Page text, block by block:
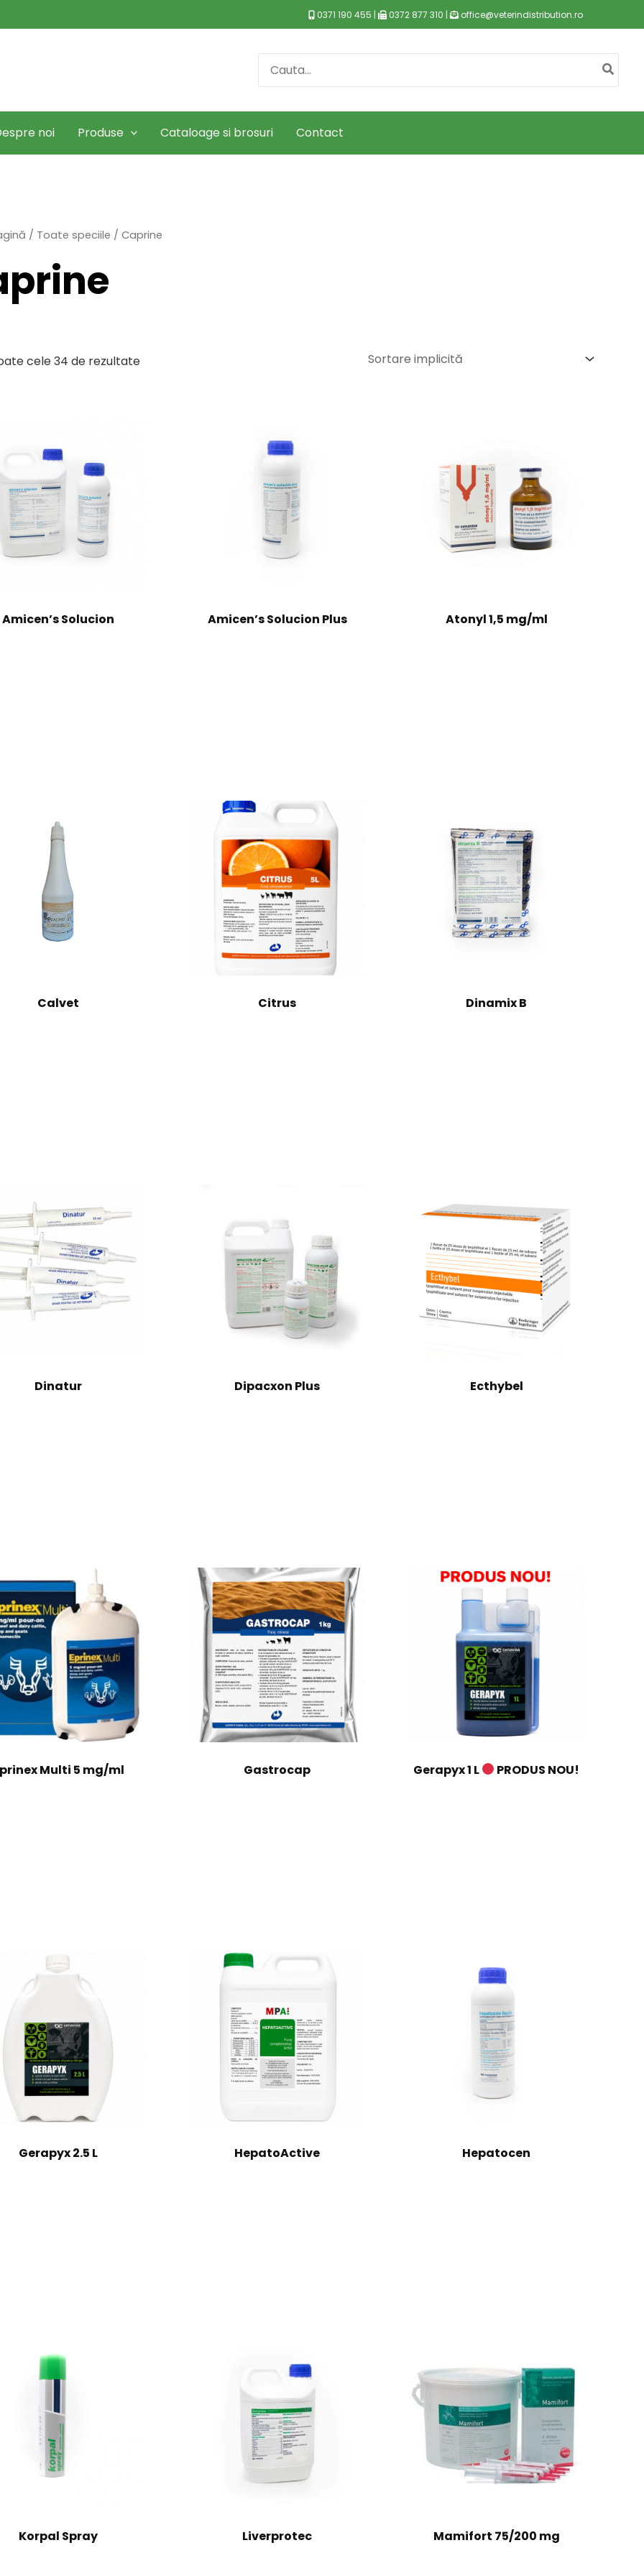
0371 190 455 | 0372 877 310 | office@veterindistribution.ro
Search
noi Produse Cataloage si brosuri Contact
/ Toate speciile / Caprine
cele 34 de rezultate
Amicen’s Solucion Amicen’s Solucion Plus Atonyl 1,5 mg/ml
Calvet Citrus Dinamix B
Dinatur Dipacxon Plus Ecthybel
Multi 5 mg/ml Gastrocap Gerapyx 1 L PRODUS NOU!
Gerapyx 2.5 L HepatoActive Hepatocen
Korpal Spray Liverprotec Mamifort 75/200 mg